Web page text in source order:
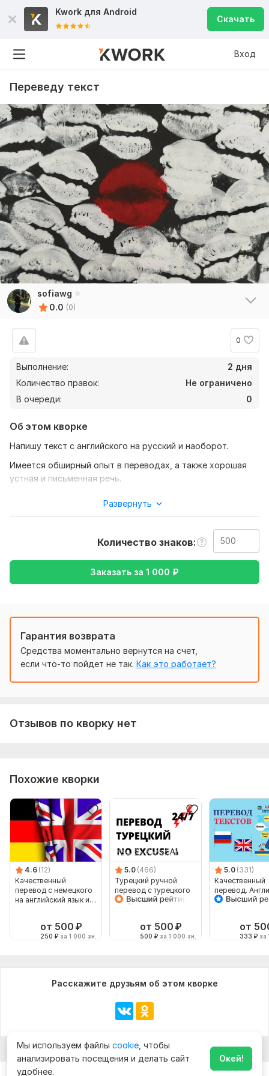
Kwork для Android
Скачать
Вход
Переведу текст
sofiawg
0.0 (0)
0
Выполнение:
2 дня
Количество правок:
Не ограничено
В очереди:
0
Об этом кворке
Напишу текст с английского на русский и наоборот.
Имеется обширный опыт в переводах, а также хорошая
устная и письменная речь.
Что бы выполнить ваш заказ мне потребуется от вас
текст, который нужно что бы я перевела, а так же укажите
желаемый перевод( к примеру с русского на английский и
Язык перевода:
с Английского на Русский
Развернуть
Количество знаков
Заказать за 1 000 ₽
Гарантия возврата
Средства моментально вернутся на счет,
если что-то пойдет не так. Как это работает?
Отзывов по кворку нет
Похожие кворки
4.6 (12)
Качественный
перевод с немецкого
на английский язык и
от 500 ₽
250 ₽ за 1 000 зн.
5.0 (466)
Турецкий ручной
перевод с турецкого
на турецкий
от 500 ₽
500 ₽ за 1 000 зн.
5.0 (331)
Качественный
перевод.
язык
от
333 ₽ за
Расскажите друзьям об этом кворке
Мы используем файлы cookie , чтобы
анализировать посещения и делать сайт
удобнее.
Окей!